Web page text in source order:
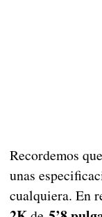
Recordemos
unas
cualquiera. En